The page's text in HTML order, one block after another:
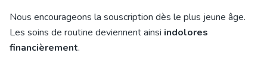
Nous encourageons la souscription dès le plus jeune âge.
Les soins de routine deviennent ainsi indolores
financièrement.